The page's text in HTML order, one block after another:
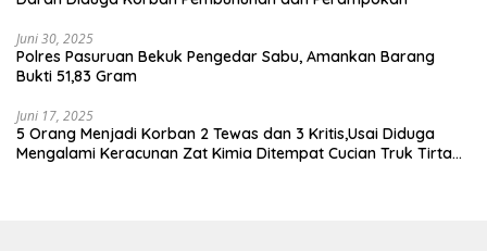
Juni 30, 2025
Polres Pasuruan Bekuk Pengedar Sabu, Amankan Barang
Bukti 51,83 Gram
Juni 17, 2025
5 Orang Menjadi Korban 2 Tewas dan 3 Kritis,Usai Diduga
Mengalami Keracunan Zat Kimia Ditempat Cucian Truk Tirta